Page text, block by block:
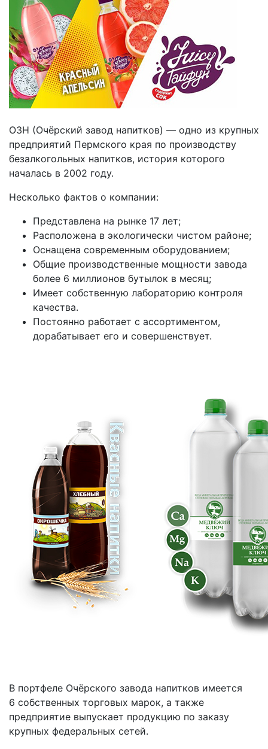
ОЗН (Очёрский завод напитков) — одно из крупных
предприятий Пермского края по производству
безалкогольных напитков, история которого
началась в 2002 году.
Несколько фактов о компании:
Представлена на рынке 17 лет;
Расположена в экологически чистом районе;
Оснащена современным оборудованием;
Общие производственные мощности завода
более 6 миллионов бутылок в месяц;
Имеет собственную лабораторию контроля
качества.
Постоянно работает с ассортиментом,
дорабатывает его и совершенствует.
В портфеле Очёрского завода напитков имеется
6 собственных торговых марок, а также
предприятие выпускает продукцию по заказу
крупных федеральных сетей.